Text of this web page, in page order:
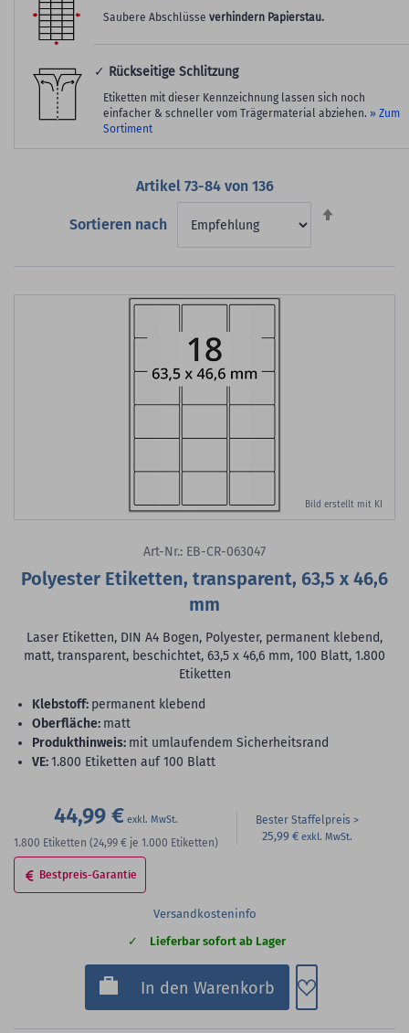
Artikel 73-84von 136
Sortieren nach
Bild erstellt mit KI
Art-Nr.: EB-CR-063047
Polyester Etiketten, transparent, 63,5 x 46,6
mm
Laser Etiketten, DIN A4 Bogen, Polyester, permanent klebend,
matt, transparent, beschichtet, 63,5 x 46,6 mm, 100 Blatt, 1.800
Etiketten
Klebstoff: permanent klebend
Oberfläche: matt
Produkthinweis: mit umlaufendem Sicherheitsrand
VE:1.800 Etiketten auf 100 Blatt
44,99 €
1.800 Etiketten (24,99 € je 1.000 Etiketten)
Bester Staffelpreis
25,99 €
Bestpreis-Garantie
Versandkosteninfo
Lieferbar sofort ab Lager
In den Warenkorb Zum
Saubere Abschlüsse verhindern Papierstau.
✓ Rückseitige Schlitzung
Etiketten mit dieser Kennzeichnung lassen sich noch
einfacher & schneller vom Trägermaterial abziehen. » Zum
Sortiment